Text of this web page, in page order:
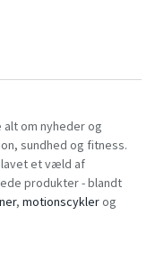
om nyheder og
sundhed og fitness.
lavet et væld af
produkter - blandt
, motionscyklerog